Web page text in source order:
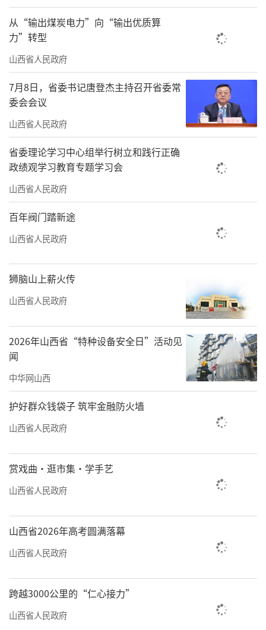
9、10窟已建成集自然通风、除湿、人工通风及
智能控温于一体的“3+1”级智能凝结水调控系
统。监测数据显示，该系统抑制洞窟凝结水生
成的有效率达97%，以科技之力为石窟筑牢了
安全防护屏障。
六载深耕，一张立体监测网在云冈石窟全
域铺开：长空之上，卫星遥感与无人机联动巡
护；地面之上，区域气象与环境监测协同发
力；洞窟之内，动态捕捉文物细微病害；地层
之下，推动矿界退让，消弭潜在隐患。196台专
业设备、570处传感节点密布全域，化作文化瑰
宝的“神经末梢”。
目前，云冈石窟已从抢救性保护向预防性
保护、研究性保护转变，初步构建起科学完
备，涵盖巡查、监测、保养在内的预防性保护
体系。
数字技术正为石窟保护打开全新维
度。“这是我们首次将高光谱技术在云冈石窟
落地。”云冈研究院数字化保护中心内，文博
馆员李丽红的电脑屏幕上，赤铁矿、石绿、炭
黑，第7窟造像所用颜料的面积、占比一目了
证’”，从“看见”轮廓到“洞见”肌理，数
字技术让人们得以“走进”岩体内部，读懂石
六载磨砺，数字化建设硕果盈枝：天然缪
子成像技术实现山体“CT透视”，数智保护成
活化全链条。
“目前，80%的洞窟已实现全数字化保
从“输出煤炭电力”向“输出优质算
力”转型
山西省人民政府
7月8日，省委书记唐登杰主持召开省委常
委会会议
山西省人民政府
省委理论学习中心组举行树立和践行正确
政绩观学习教育专题学习会
山西省人民政府
百年阀门踏新途
山西省人民政府
狮脑山上薪火传
山西省人民政府
2026年山西省“特种设备安全日”活动见
闻
中华网山西
护好群众钱袋子 筑牢金融防火墙
山西省人民政府
赏戏曲·逛市集·学手艺
山西省人民政府
山西省2026年高考圆满落幕
山西省人民政府
跨越3000公里的“仁心接力”
山西省人民政府